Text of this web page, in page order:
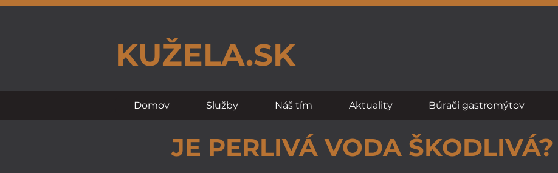
KUŽELA.SK
Domov Služby Náš tím Aktuality Búrači gastromýtov
JE PERLIVÁ VODA ŠKODLIVÁ?